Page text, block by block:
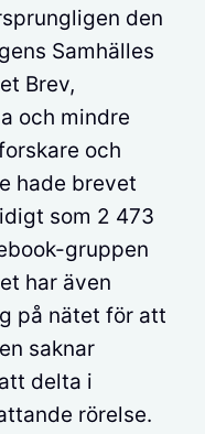
den
Samhälles
Brev,
och mindre
och
hade brevet
som 2 473
gruppen
har även
på nätet för att
saknar
delta i
rörelse.